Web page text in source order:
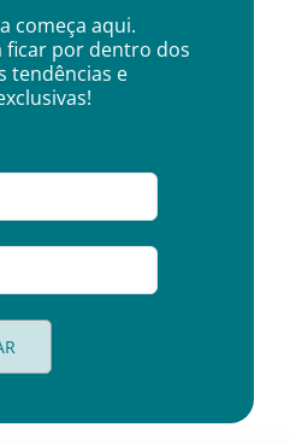
começa aqui.
ficar por dentro dos
tendências e